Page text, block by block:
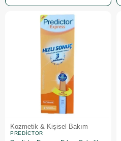
Kozmetik & Kişisel Bakım
PREDICTOR